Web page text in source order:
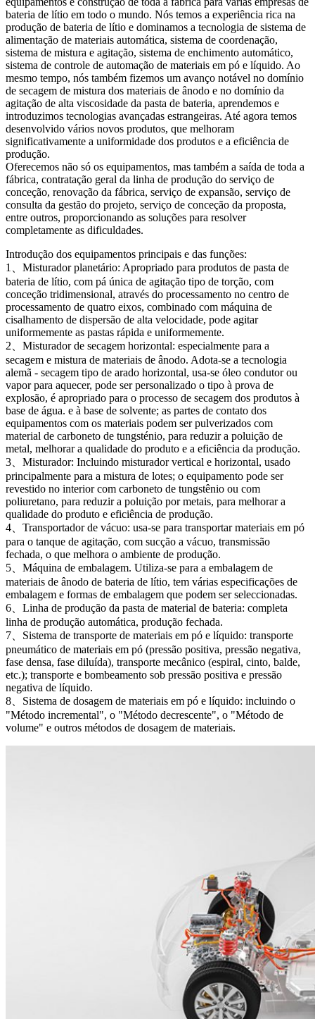
bateria de lítio em todo o mundo. Nós temos a experiência rica na
produção de bateria de lítio e dominamos a tecnologia de sistema de
alimentação de materiais automática, sistema de coordenação,
sistema de mistura e agitação, sistema de enchimento automático,
sistema de controle de automação de materiais em pó e líquido. Ao
mesmo tempo, nós também fizemos um avanço notável no domínio
de secagem de mistura dos materiais de ânodo e no domínio da
agitação de alta viscosidade da pasta de bateria, aprendemos e
introduzimos tecnologias avançadas estrangeiras. Até agora temos
desenvolvido vários novos produtos, que melhoram
significativamente a uniformidade dos produtos e a eficiência de
produção.
Oferecemos não só os equipamentos, mas também a saída de toda a
fábrica, contratação geral da linha de produção do serviço de
conceção, renovação da fábrica, serviço de expansão, serviço de
consulta da gestão do projeto, serviço de conceção da proposta,
entre outros, proporcionando as soluções para resolver
completamente as dificuldades.
Introdução dos equipamentos principais e das funções:
1、Misturador planetário: Apropriado para produtos de pasta de
bateria de lítio, com pá única de agitação tipo de torção, com
conceção tridimensional, através do processamento no centro de
processamento de quatro eixos, combinado com máquina de
cisalhamento de dispersão de alta velocidade, pode agitar
uniformemente as pastas rápida e uniformemente.
2、Misturador de secagem horizontal: especialmente para a
secagem e mistura de materiais de ânodo. Adota-se a tecnologia
alemã - secagem tipo de arado horizontal, usa-se óleo condutor ou
vapor para aquecer, pode ser personalizado o tipo à prova de
explosão, é apropriado para o processo de secagem dos produtos à
base de água. e à base de solvente; as partes de contato dos
equipamentos com os materiais podem ser pulverizados com
material de carboneto de tungsténio, para reduzir a poluição de
metal, melhorar a qualidade do produto e a eficiência da produção.
3、Misturador: Incluindo misturador vertical e horizontal, usado
principalmente para a mistura de lotes; o equipamento pode ser
revestido no interior com carboneto de tungstênio ou com
poliuretano, para reduzir a poluição por metais, para melhorar a
qualidade do produto e eficiência de produção.
4、Transportador de vácuo: usa-se para transportar materiais em pó
para o tanque de agitação, com sucção a vácuo, transmissão
fechada, o que melhora o ambiente de produção.
5、Máquina de embalagem. Utiliza-se para a embalagem de
materiais de ânodo de bateria de lítio, tem várias especificações de
embalagem e formas de embalagem que podem ser seleccionadas.
6、Linha de produção da pasta de material de bateria: completa
linha de produção automática, produção fechada.
7、Sistema de transporte de materiais em pó e líquido: transporte
pneumático de materiais em pó (pressão positiva, pressão negativa,
fase densa, fase diluída), transporte mecânico (espiral, cinto, balde,
etc.); transporte e bombeamento sob pressão positiva e pressão
negativa de líquido.
8、Sistema de dosagem de materiais em pó e líquido: incluindo o
"Método incremental", o "Método decrescente", o "Método de
volume" e outros métodos de dosagem de materiais.